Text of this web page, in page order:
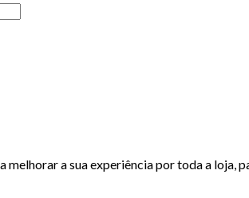
melhorar a sua experiência por toda a loja,